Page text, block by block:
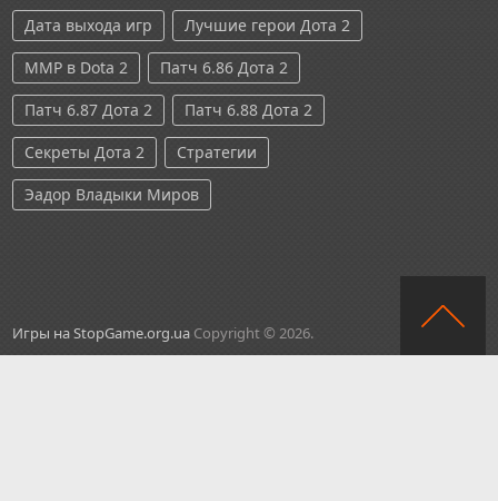
Дата выхода игр
Лучшие герои Дота 2
ММР в Dota 2
Патч 6.86 Дота 2
Патч 6.87 Дота 2
Патч 6.88 Дота 2
Секреты Дота 2
Стратегии
Эадор Владыки Миров
Игры на StopGame.org.ua Copyright © 2026.